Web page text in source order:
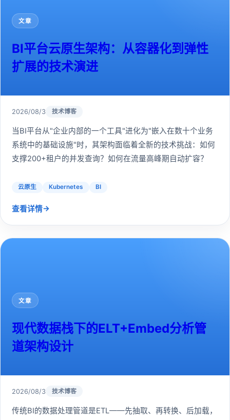
文章
BI平台云原生架构：从容器化到弹性
扩展的技术演进
2026/08/3 技术博客
当BI平台从"企业内部的一个工具"进化为"嵌入在数十个业务
系统中的基础设施"时，其架构面临着全新的技术挑战：如何
支撑200+租户的并发查询？如何在流量高峰期自动扩容？
云原生 Kubernetes BI
查看详情→
文章
现代数据栈下的ELT+Embed分析管
道架构设计
2026/08/3 技术博客
传统BI的数据处理管道是ETL——先抽取、再转换、后加载，